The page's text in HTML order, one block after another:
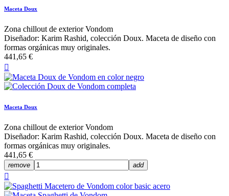
Maceta Doux
Zona chillout de exterior Vondom
Diseñador: Karim Rashid, colección Doux. Maceta de diseño con
formas orgánicas muy originales.
441,65 €

Maceta Doux
Zona chillout de exterior Vondom
Diseñador: Karim Rashid, colección Doux. Maceta de diseño con
formas orgánicas muy originales.
441,65 €
remove add
